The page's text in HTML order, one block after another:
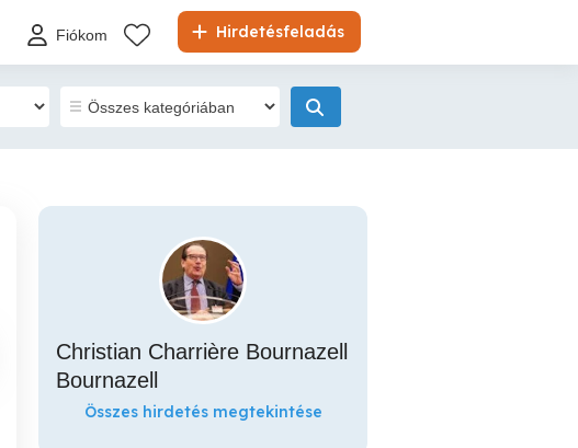
Hirdetésfeladás
Fiókom
Christian Charrière Bournazell
Bournazell
Összes hirdetés megtekintése